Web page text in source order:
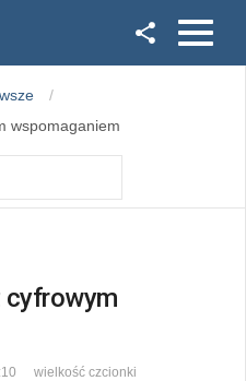
wspomaganiem
cyfrowym
wielkość czcionki